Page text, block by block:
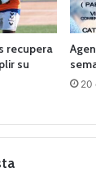
recupera
su
20